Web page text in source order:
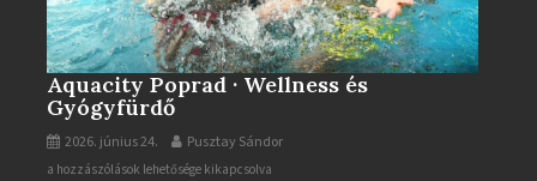
Aquacity Poprad · Wellness és
Gyógyfürdő
2026. június 24. Pusztay Sándor
Aquacity
a hozzászólások lehetősége kikapcsolva